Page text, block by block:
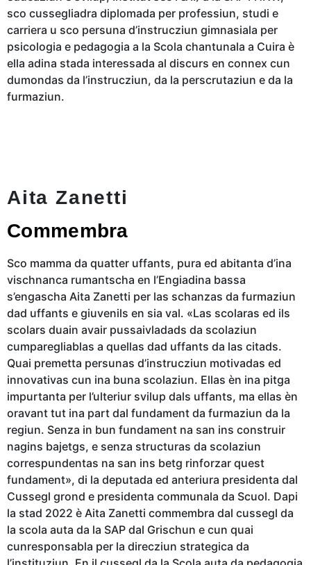
sco cussegliadra diplomada per professiun, studi e
carriera u sco persuna d’instrucziun gimnasiala per
psicologia e pedagogia a la Scola chantunala a Cuira è
ella adina stada interessada al discurs en connex cun
dumondas da l’instrucziun, da la perscrutaziun e da la
furmaziun.
Aita Zanetti
Commembra
Sco mamma da quatter uffants, pura ed abitanta d’ina
vischnanca rumantscha en l’Engiadina bassa
s’engascha Aita Zanetti per las schanzas da furmaziun
dad uffants e giuvenils en sia val. «Las scolaras ed ils
scolars duain avair pussaivladads da scolaziun
cumparegliablas a quellas dad uffants da las citads.
Quai premetta persunas d’instrucziun motivadas ed
innovativas cun ina buna scolaziun. Ellas èn ina pitga
impurtanta per l’ulteriur svilup dals uffants, ma ellas èn
oravant tut ina part dal fundament da furmaziun da la
regiun. Senza in bun fundament na san ins construir
nagins bajetgs, e senza structuras da scolaziun
correspundentas na san ins betg rinforzar quest
fundament», di la deputada ed anteriura presidenta dal
Cussegl grond e presidenta communala da Scuol. Dapi
la stad 2022 è Aita Zanetti commembra dal cussegl da
la scola auta da la SAP dal Grischun e cun quai
cunresponsabla per la direcziun strategica da